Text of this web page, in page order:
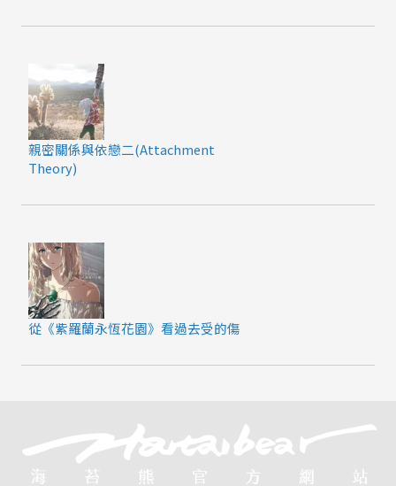
親密關係與依戀二(Attachment
Theory)
從《紫羅蘭永恆花園》看過去受的傷